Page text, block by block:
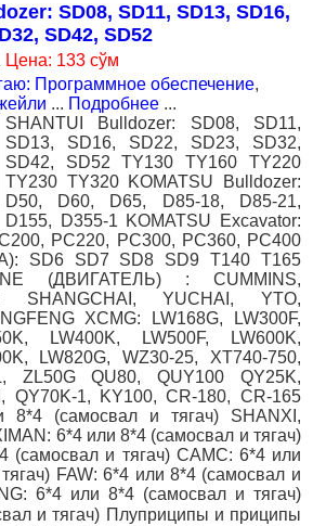
SD08, SD11, SD13, SD16,
SD42, SD52
Цена: 133 сўм
Программное обеспечение,
... Подробнее ...
SHANTUI Bulldozer: SD08, SD11,
SD13, SD16, SD22, SD23, SD32,
SD42, SD52 TY130 TY160 TY220
TY230 TY320 KOMATSU Bulldozer:
D50, D60, D65, D85-18, D85-21,
D155, D355-1 KOMATSU Excavator:
PC220, PC300, PC360, PC400
SD6 SD7 SD8 SD9 T140 T165
(ДВИГАТЕЛЬ) : CUMMINS,
SHANGCHAI, YUCHAI, YTO,
XCMG: LW168G, LW300F,
LW400K, LW500F, LW600K,
LW820G, WZ30-25, XT740-750,
ZL50G QU80, QUY100 QY25K,
QY70K-1, KY100, CR-180, CR-165
8*4 (самосвал и тягач) SHANXI,
6*4 или 8*4 (самосвал и тягач)
(самосвал и тягач) CAMC: 6*4 или
FAW: 6*4 или 8*4 (самосвал и
6*4 или 8*4 (самосвал и тягач)
и тягач) Плуприципы и приципы